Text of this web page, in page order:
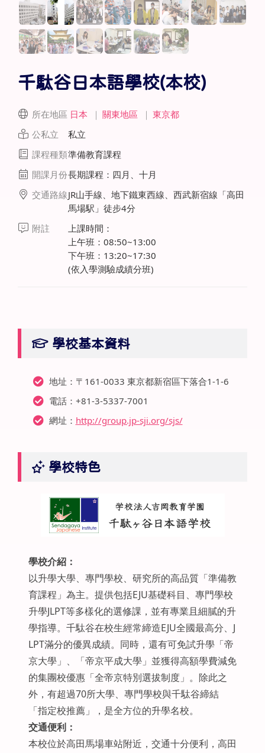
千駄谷日本語學校(本校)
所在地區 日本 ｜ 關東地區 ｜ 東京都
公私立
私立
課程種類準備教育課程
開課月份長期課程：四月、十月
交通路線JR山手線、地下鐵東西線、西武新宿線「高田
馬場駅」徒步4分
附註
上課時間：
上午班：08:50~13:00
下午班：13:20~17:30
(依入學測驗成績分班)
學校基本資料
地址：〒161-0033 東京都新宿區下落合1-1-6
電話：+81-3-5337-7001
網址： http://group.jp-sji.org/sjs/
學校特色
學校介紹：
以升學大學、專門學校、研究所的高品質「準備教
育課程」為主。提供包括EJU基礎科目、專門學校
升學JLPT等多樣化的選修課，並有專業且細膩的升
學指導。千駄谷在校生經常締造EJU全國最高分、J
LPT滿分的優異成績。同時，還有可免試升學「帝
京大學」、「帝京平成大學」並獲得高額學費減免
的集團校優惠「全帝京特別選拔制度」。除此之
外，有超過70所大學、專門學校與千駄谷締結
「指定校推薦」，是全方位的升學名校。
交通便利：
本校位於高田馬場車站附近，交通十分便利，高田